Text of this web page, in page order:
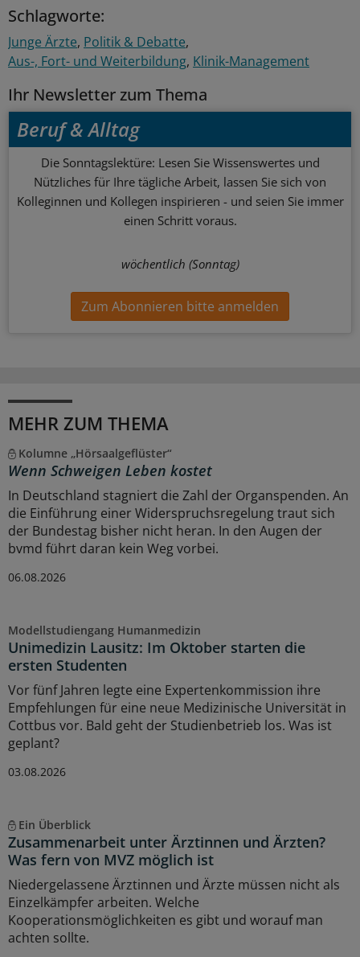
Schlagworte:
Junge Ärzte Politik & Debatte
Aus-, Fort- und Weiterbildung Klinik-Management
Ihr Newsletter zum Thema
Beruf & Alltag
Die Sonntagslektüre: Lesen Sie Wissenswertes und
Nützliches für Ihre tägliche Arbeit, lassen Sie sich von
Kolleginnen und Kollegen inspirieren - und seien Sie immer
einen Schritt voraus.
wöchentlich (Sonntag)
Zum Abonnieren bitte anmelden
MEHR ZUM THEMA
Kolumne „Hörsaalgeflüster“
Wenn Schweigen Leben kostet
In Deutschland stagniert die Zahl der Organspenden. An
die Einführung einer Widerspruchsregelung traut sich
der Bundestag bisher nicht heran. In den Augen der
bvmd führt daran kein Weg vorbei.
06.08.2026
Modellstudiengang Humanmedizin
Unimedizin Lausitz: Im Oktober starten die
ersten Studenten
Vor fünf Jahren legte eine Expertenkommission ihre
Empfehlungen für eine neue Medizinische Universität in
Cottbus vor. Bald geht der Studienbetrieb los. Was ist
geplant?
03.08.2026
Ein Überblick
Zusammenarbeit unter Ärztinnen und Ärzten?
Was fern von MVZ möglich ist
Niedergelassene Ärztinnen und Ärzte müssen nicht als
Einzelkämpfer arbeiten. Welche
Kooperationsmöglichkeiten es gibt und worauf man
achten sollte.